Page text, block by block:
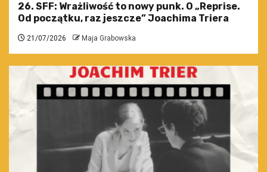
26. SFF: Wrażliwość to nowy punk. O „Reprise.
Od początku, raz jeszcze” Joachima Triera
21/07/2026 Maja Grabowska